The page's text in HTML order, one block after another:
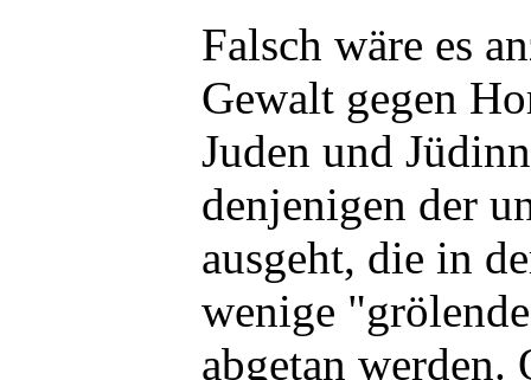
Falsch wäre es
Gewalt gegen
Juden und
denjenigen der
ausgeht, die in
wenige
abgetan werden.